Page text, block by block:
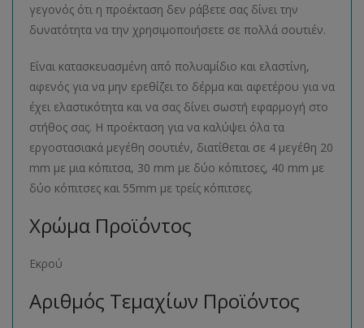
γεγονός ότι η προέκταση δεν ράβετε σας δίνει την
δυνατότητα να την χρησιμοποιήσετε σε πολλά σουτιέν.
Είναι κατασκευασμένη από πολυαμίδιο και ελαστίνη,
αφενός για να μην ερεθίζει το δέρμα και αφετέρου για να
έχει ελαστικότητα και να σας δίνει σωστή εφαρμογή στο
στήθος σας. Η προέκταση για να καλύψει όλα τα
εργοστασιακά μεγέθη σουτιέν, διατίθεται σε 4 μεγέθη 20
mm με μια κόπιτσα, 30 mm με δύο κόπιτσες, 40 mm με
δύο κόπιτσες και 55mm με τρείς κόπιτσες.
Χρώμα Προϊόντος
Εκρού
Αριθμός Τεμαχίων Προϊόντος